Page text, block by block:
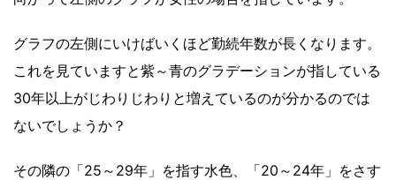
グラフの左側にいけばいくほど勤続年数が長くなります。
これを見ていますと紫～青のグラデーションが指している
30年以上がじわりじわりと増えているのが分かるのでは
ないでしょうか？
その隣の「25～29年」を指す水色、「20～24年」をさす